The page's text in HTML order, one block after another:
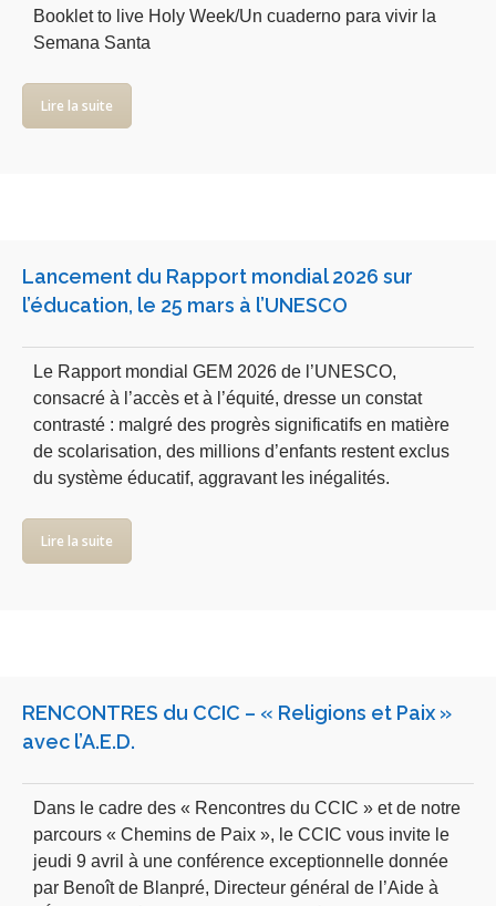
Booklet to live Holy Week/Un cuaderno para vivir la
Semana Santa
Lire la suite
Lancement du Rapport mondial 2026 sur
l’éducation, le 25 mars à l’UNESCO
Le Rapport mondial GEM 2026 de l’UNESCO,
consacré à l’accès et à l’équité, dresse un constat
contrasté : malgré des progrès significatifs en matière
de scolarisation, des millions d’enfants restent exclus
du système éducatif, aggravant les inégalités.
Lire la suite
RENCONTRES du CCIC – « Religions et Paix »
avec l’A.E.D.
Dans le cadre des « Rencontres du CCIC » et de notre
parcours « Chemins de Paix », le CCIC vous invite le
jeudi 9 avril à une conférence exceptionnelle donnée
par Benoît de Blanpré, Directeur général de l’Aide à